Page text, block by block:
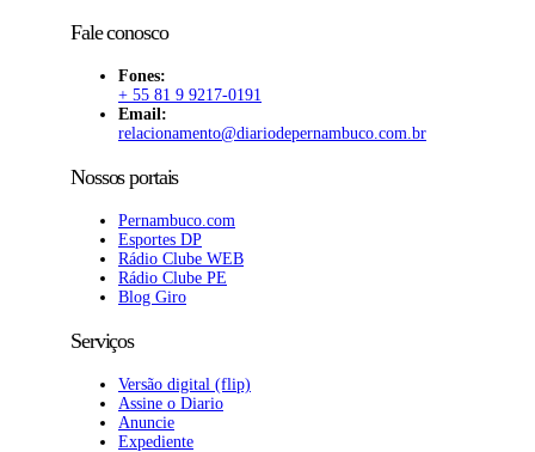
Fale conosco
Fones:
+ 55 81 9 9217-0191
Email:
relacionamento@diariodepernambuco.com.br
Nossos portais
Pernambuco.com
Esportes DP
Rádio Clube WEB
Rádio Clube PE
Blog Giro
Serviços
Versão digital (flip)
Assine o Diario
Anuncie
Expediente